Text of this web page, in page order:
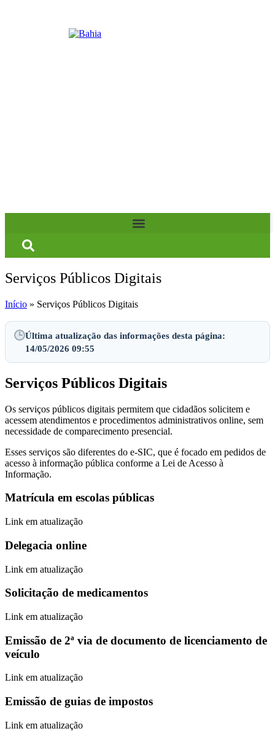
Serviços Públicos Digitais
Início » Serviços Públicos Digitais
Última atualização das informações desta página:
14/05/2026 09:55
Serviços Públicos Digitais
Os serviços públicos digitais permitem que cidadãos solicitem e
acessem atendimentos e procedimentos administrativos online, sem
necessidade de comparecimento presencial.
Esses serviços são diferentes do e-SIC, que é focado em pedidos de
acesso à informação pública conforme a Lei de Acesso à
Informação.
Matrícula em escolas públicas
Link em atualização
Delegacia online
Link em atualização
Solicitação de medicamentos
Link em atualização
Emissão de 2ª via de documento de licenciamento de
veículo
Link em atualização
Emissão de guias de impostos
Link em atualização